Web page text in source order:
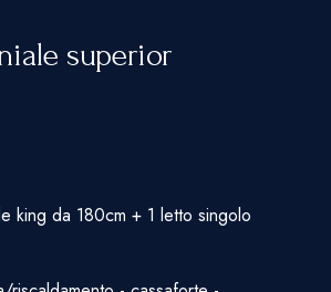
superior
king da 180cm + 1 letto singolo